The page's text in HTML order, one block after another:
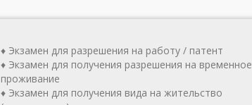
♦ Экзамен для разрешения на работу / патент
♦ Экзамен для получения разрешения на временное
проживание
♦ Экзамен для получения вида на жительство